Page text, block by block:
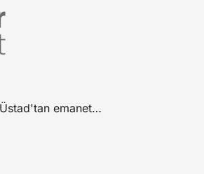
emanet…